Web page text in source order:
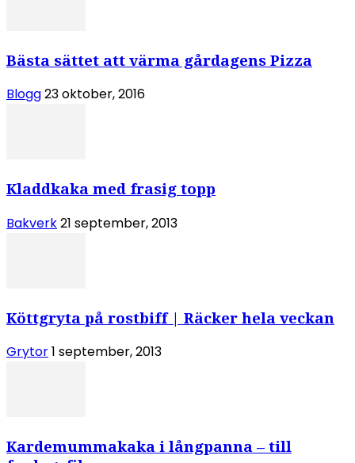
Bästa sättet att värma gårdagens Pizza
Blogg23 oktober, 2016
Kladdkaka med frasig topp
Bakverk21 september, 2013
Köttgryta på rostbiff | Räcker hela veckan
Grytor1 september, 2013
Kardemummakaka i långpanna – till